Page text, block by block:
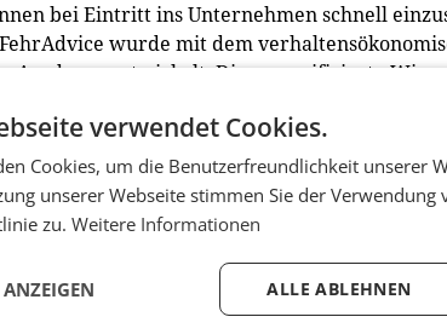
bei Eintritt ins Unternehmen schnell
wurde mit dem
Academy entwickelt. Diese gamifizierte
how der sd one. Über verschiedene
dazu, die Academy laufend zu nutzen und zu
finden Sie auf
verwendet Cookies.
Cookies, um die Benutzerfreundlichkeit unserer
unserer Webseite stimmen Sie der Verwendung
zu. Weitere Informationen
ALLE ABLEHNEN